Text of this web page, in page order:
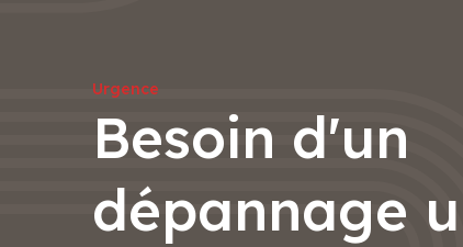
Urgence
Besoin d'un
dépannage